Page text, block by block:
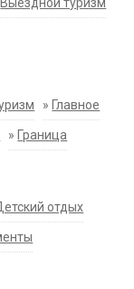
» Главное
» Граница
отдых